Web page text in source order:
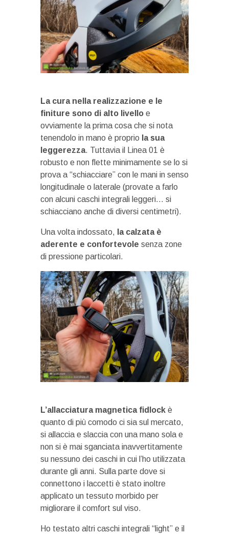
La cura nella realizzazione e le
finiture sono di alto livello e
ovviamente la prima cosa che si nota
tenendolo in mano è proprio la sua
leggerezza. Tuttavia il Linea 01 è
robusto e non flette minimamente se lo si
prova a “schiacciare” con le mani in senso
longitudinale o laterale (provate a farlo
con alcuni caschi integrali leggeri… si
schiacciano anche di diversi centimetri).
Una volta indossato,
la calzata è
aderente e confortevole senza zone
di pressione particolari.
L’allacciatura magnetica fidlock è
quanto di più comodo ci sia sul mercato,
si allaccia e slaccia con una mano sola e
non si è mai sganciata inavvertitamente
su nessuno dei caschi in cui l’ho utilizzata
durante gli anni. Sulla parte dove si
connettono i laccetti è stato inoltre
applicato un tessuto morbido per
migliorare il comfort sul viso.
Ho testato altri caschi integrali “light” e il